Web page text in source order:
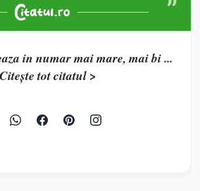
in numar mai mare, mai bi ...
Citește tot citatul >